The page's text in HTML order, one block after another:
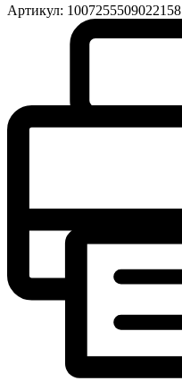
Артикул: 1007255509022158